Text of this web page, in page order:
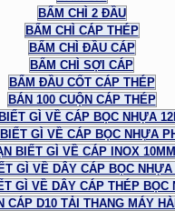
BẤM CHÌ 2 ĐẦU
BẤM CHÌ CÁP THÉP
BẤM CHÌ ĐẦU CÁP
BẤM CHÌ SỢI CÁP
BẤM ĐẦU CỐT CÁP THÉP
BÁN 100 CUỘN CÁP THÉP
GÌ VỀ CÁP BỌC NHỰA
GÌ VỀ CÁP BỌC NHỰA
BIẾT GÌ VỀ CÁP INOX 10MM
GÌ VỀ DÂY CÁP BỌC NHỰA
GÌ VỀ DÂY CÁP THÉP BỌC
CÁP D10 TẢI THANG MÁY